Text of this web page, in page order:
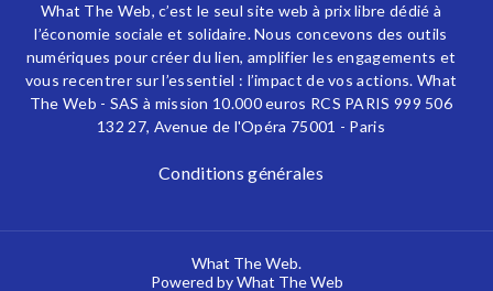
What The Web, c’est le seul site web à prix libre dédié à
l’économie sociale et solidaire. Nous concevons des outils
numériques pour créer du lien, amplifier les engagements et
vous recentrer sur l’essentiel : l’impact de vos actions. What
The Web - SAS à mission 10.000 euros RCS PARIS 999 506
132 27, Avenue de l'Opéra 75001 - Paris
Conditions générales
What The Web.
Powered by What The Web